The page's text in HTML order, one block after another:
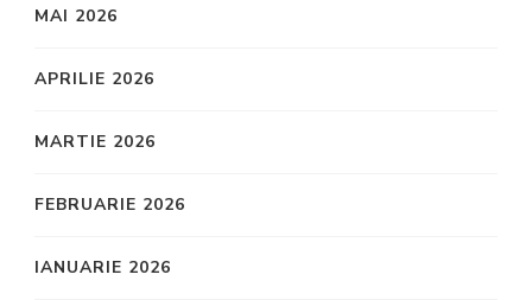
MAI 2026
APRILIE 2026
MARTIE 2026
FEBRUARIE 2026
IANUARIE 2026